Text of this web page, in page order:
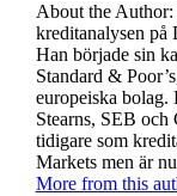
About the Author:
kreditanalysen på
Han började sin
Standard &
europeiska bolag.
Stearns, SEB och
tidigare som
Markets men är
More from this